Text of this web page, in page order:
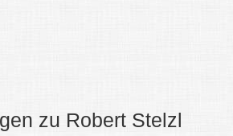
zu Robert Stelzl